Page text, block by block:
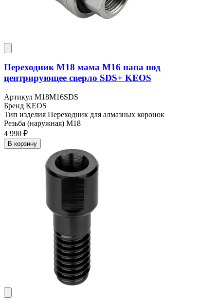
Переходник M18 мама M16 папа под
центрирующее сверло SDS+ KEOS
Артикул M18M16SDS
Бренд KEOS
Тип изделия Переходник для алмазных коронок
Резьба (наружная) M18
4 990 ₽
В корзину